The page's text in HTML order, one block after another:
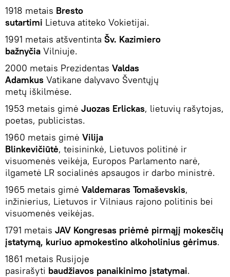
1918 metais Bresto
sutartimi Lietuva atiteko Vokietijai.
1991 metais atšventinta Šv. Kazimiero
bažnyčia Vilniuje.
2000 metais Prezidentas Valdas
Adamkus Vatikane dalyvavo Šventųjų
metų iškilmėse.
1953 metais gimė Juozas Erlickas, lietuvių rašytojas,
poetas, publicistas.
1960 metais gimė Vilija
Blinkevičiūtė, teisininkė, Lietuvos politinė ir
visuomenės veikėja, Europos Parlamento narė,
ilgametė LR socialinės apsaugos ir darbo ministrė.
1965 metais gimė Valdemaras Tomaševskis,
inžinierius, Lietuvos ir Vilniaus rajono politinis bei
visuomenės veikėjas.
1791 metais JAV Kongresas priėmė pirmąjį mokesčių
įstatymą, kuriuo apmokestino alkoholinius gėrimus.
1861 metais Rusijoje
pasirašyti baudžiavos panaikinimo įstatymai.